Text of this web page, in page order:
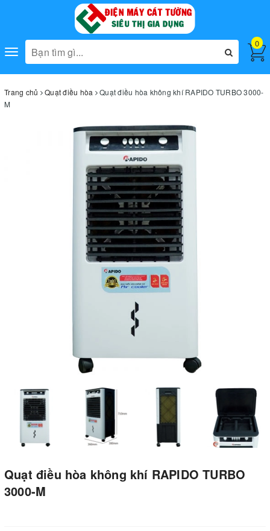
Toggle
navigation
0
Trang chủ Quạt điều hòa
Quạt điều hòa không khí RAPIDO TURBO 3000-
M
Quạt điều hòa không khí RAPIDO TURBO
3000-M